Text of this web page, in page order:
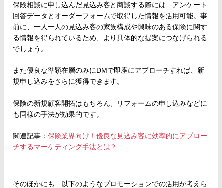
保険相談に申し込んだ見込み客と商談する際には、アンケート
回答データとオーダーフォームで取得した情報を活用可能。事
前に、一人一人の見込み客の家族構成や興味のある保険に関す
る情報を得られているため、より具体的な提案につなげられる
でしょう。
また優良な準顕在層のみにDMで即座にアプローチすれば、新
規申し込みをさらに獲得できます。
保険の新規顧客開拓はもちろん、リフォームの申し込みなどに
も同様の手法が効果的です。
関連記事：保険業界向け！優良な見込み客に効率的にアプロー
チするマーケティング手法とは？
そのほかにも、以下のようなプロモーションでの活用が考えら